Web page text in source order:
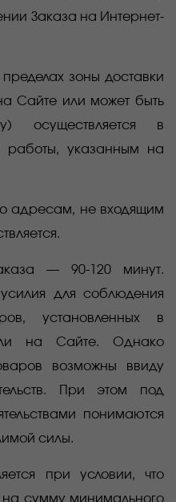
Заказа на Интернет-
зоны доставки
Сайте или может быть
осуществляется в
работы, указанным на
адресам, не входящим
— 90-120 минут.
для соблюдения
установленных в
на Сайте. Однако
возможны ввиду
При этом под
понимаются
силы.
при условии, что
на сумму минимального